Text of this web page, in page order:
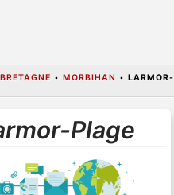
• MORBIHAN • LARMOR-
Plage